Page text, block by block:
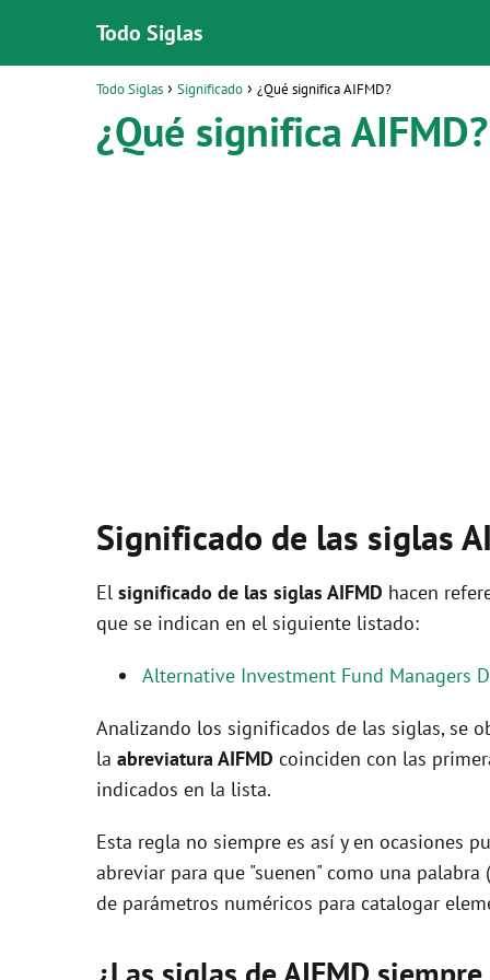
Todo Siglas
Todo Siglas Significado ¿Qué significa AIFMD?
¿Qué significa AIFMD?
Significado de las siglas
El significado de las siglas AIFMD hacen
que se indican en el siguiente listado:
Alternative Investment Fund Managers
Analizando los significados de las siglas, se
la abreviatura AIFMD coinciden con las
indicados en la lista.
Esta regla no siempre es así y en ocasiones
abreviar para que "suenen" como una
de parámetros numéricos para catalogar